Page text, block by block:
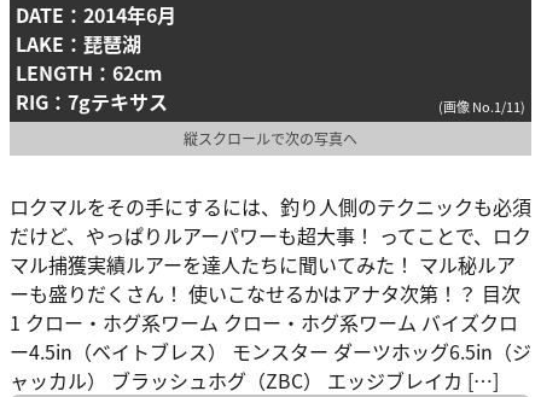
DATE：2014年6月
LAKE：琵琶湖
LENGTH：62cm
RIG：7gテキサス
(画像 No.1/11)
縦スクロールで次の写真へ
ロクマルをその手にするには、釣り人側のテクニックも必須
だけど、やっぱりルアーパワーも超大事！ ってことで、ロク
マル捕獲実績ルアーを達人たちに聞いてみた！ マル秘ルア
ーも盛りだくさん！ 使いこなせるかはアナタ次第！？ 目次
1 クロー・ホグ系ワーム クロー・ホグ系ワーム バイズクロ
ー4.5in（ベイトブレス） モンスター ダーツホッグ6.5in（ジ
ャッカル） ブラッシュホグ（ZBC） エッジブレイカ […]